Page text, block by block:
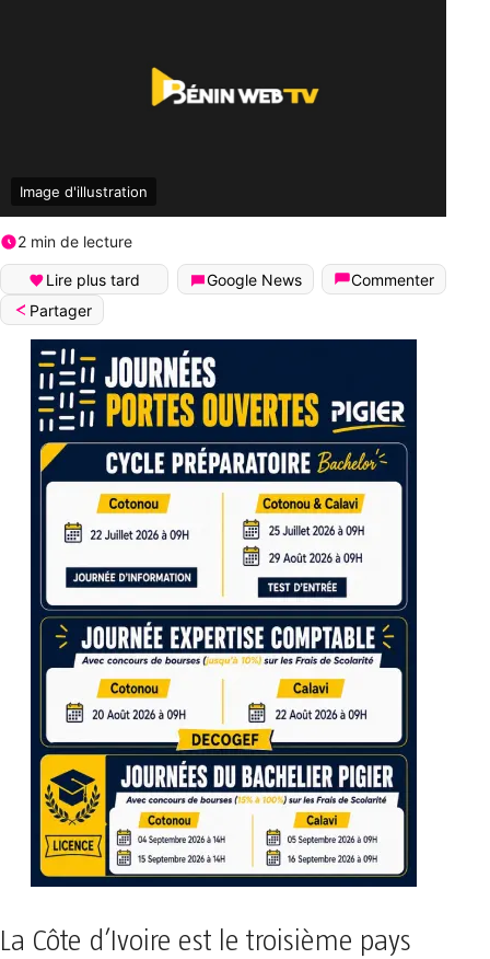
Image d'illustration
2 min de lecture
Lire plus tard Google News
Commenter
Partager
La Côte d’Ivoire est le troisième pays